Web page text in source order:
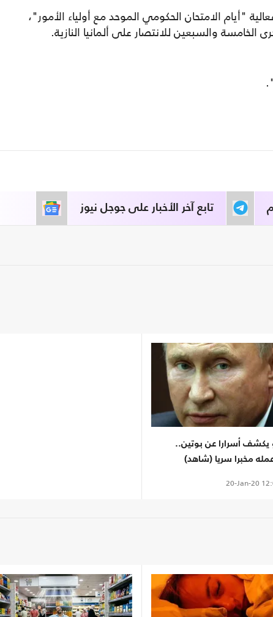
"أيام الامتحان الحكومي الموحد مع أولياء الأمور"،
الخامسة والسبعين للانتصار على ألمانيا النازية.
تابع آخر الأخبار على جوجل نيوز
يكشف أسرارا عن بوتين..
عمله مخبرا سريا (شاهد)
20-Jan-20